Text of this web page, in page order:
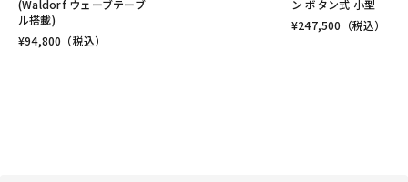
(Waldorf ウェーブテーブ
ル搭載)
¥94,800 （税込）
ン ボタン式 小型
¥247,500 （税込）